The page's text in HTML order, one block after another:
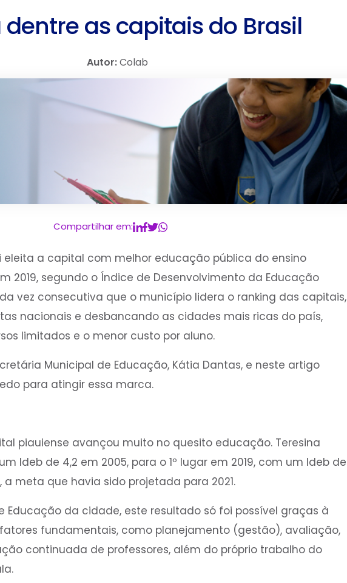
as capitais do Brasil
Autor:Colab
Compartilhar em:
eleita a capital com melhor educação pública do ensino
2019, segundo o Índice de Desenvolvimento da Educação
vez consecutiva que o município lidera o ranking das capitais,
nacionais e desbancando as cidades mais ricas do país,
limitados e o menor custo por aluno.
Municipal de Educação, Kátia Dantas, e neste artigo
para atingir essa marca.
piauiense avançou muito no quesito educação. Teresina
Ideb de 4,2 em 2005, para o 1º lugar em 2019, com um Ideb de
a meta que havia sido projetada para 2021.
Educação da cidade, este resultado só foi possível graças à
fundamentais, como planejamento (gestão), avaliação,
continuada de professores, além do próprio trabalho do